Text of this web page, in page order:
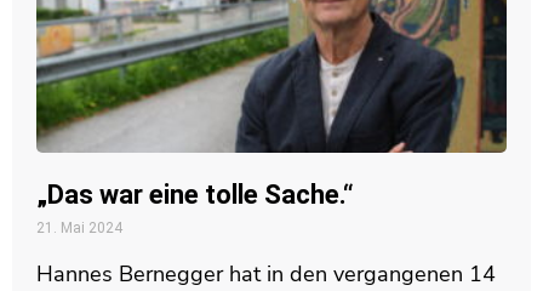
„Das war eine tolle Sache.“
21. Mai 2024
Hannes Bernegger hat in den vergangenen 14